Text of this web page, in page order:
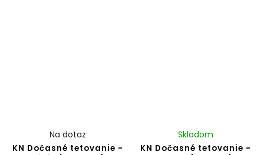
KN Dočasné tetovanie -
Na dotaz
KN Dočasné tetovanie -
Skladom